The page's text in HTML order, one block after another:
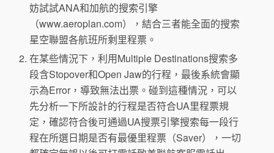
妨試試ANA和加航的搜索引擎
（www.aeroplan.com），結合三者能全面的搜索
星空聯盟各航班所剩里程票。
在某些情況下，利用Multiple Destinations搜索多
段含Stopover和Open Jaw的行程，最後系統會顯
示為Error，導致無法出票。碰到這種情況，可以
先分析一下所設計的行程是否符合UA里程票規
定，確認符合後可通過UA搜票引擎搜索每一段行
程在所選日期是否有最優里程票（Saver），一切